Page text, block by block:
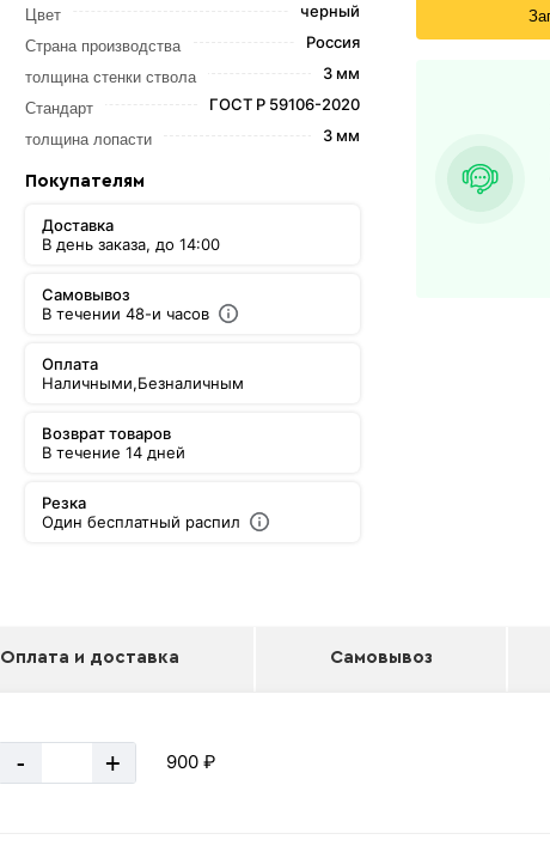
Цвет черный
Страна производства Россия
толщина стенки ствола 3 мм
Стандарт ГОСТ Р 59106-2020
толщина лопасти 3 мм
Покупателям
Доставка
В день заказа, до 14:00
Самовывоз
В течении 48-и часов
Оплата
Наличными,Безналичным
Возврат товаров
В течение 14 дней
Резка
Один бесплатный распил
Оплата и доставка Самовывоз
- + 900 ₽